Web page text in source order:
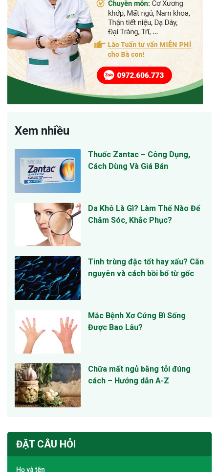
Xem nhiều
Thuốc Zantac – Công Dụng,
Cách Dùng Và Giá Bán
Da Khô Là Gì? Làm Thế Nào Để
Chăm Sóc, Khắc Phục?
Tinh trùng đặc tốt hay xấu? Căn
nguyên và cách bồi bổ từ gốc
Mắc Bệnh Xơ Cứng Bì Sống
Được Bao Lâu?
Chữa mất ngủ bằng tỏi đúng
cách – Hướng dẫn A-Z
ĐẶT CÂU HỎI
Họ và tên